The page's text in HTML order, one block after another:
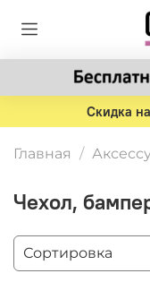
Скидка
Главная
Чехол,